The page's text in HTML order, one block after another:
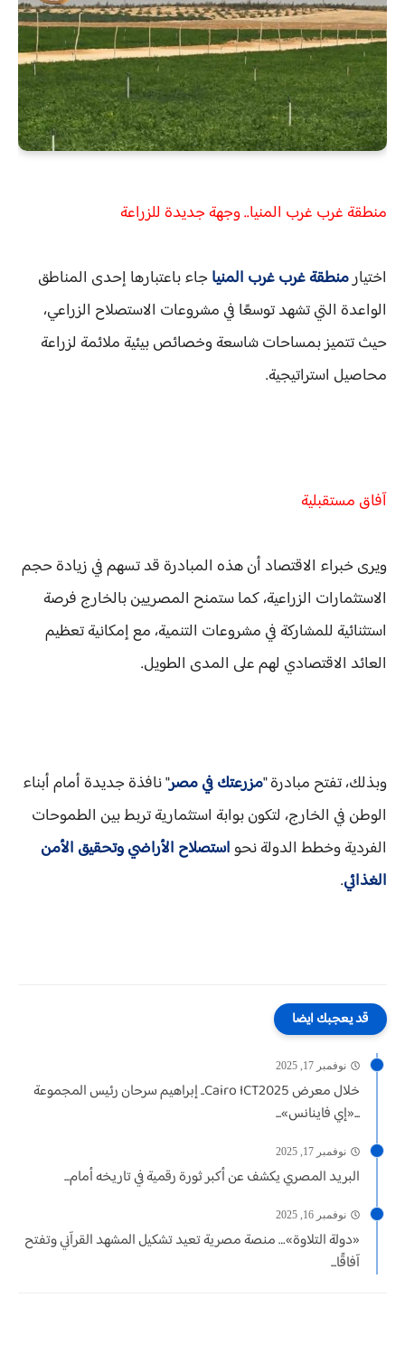
منطقة غرب غرب المنيا.. وجهة جديدة للزراعة
اختيارمنطقة غرب غرب المنياجاء باعتبارها إحدى المناطق
الواعدة التي تشهد توسعًا في مشروعات الاستصلاح الزراعي،
حيث تتميز بمساحات شاسعة وخصائص بيئية ملائمة لزراعة
محاصيل استراتيجية.
آفاق مستقبلية
ويرى خبراء الاقتصاد أن هذه المبادرة قد تسهم في زيادة حجم
الاستثمارات الزراعية، كما ستمنح المصريين بالخارج فرصة
استثنائية للمشاركة في مشروعات التنمية، مع إمكانية تعظيم
العائد الاقتصادي لهم على المدى الطويل.
وبذلك، تفتح مبادرة "مزرعتك في مصر" نافذة جديدة أمام أبناء
الوطن في الخارج، لتكون بوابة استثمارية تربط بين الطموحات
الفردية وخطط الدولة نحواستصلاح الأراضي وتحقيق الأمن
الغذائي.
قد يعجبك ايضا
نوفمبر 17, 2025
خلال معرض Cairo ICT2025.. إبراهيم سرحان رئيس المجموعة
...«إي فاينانس»...
نوفمبر 17, 2025
البريد المصري يكشف عن أكبر ثورة رقمية في تاريخه أمام...
نوفمبر 16, 2025
«دولة التلاوة»… منصة مصرية تعيد تشكيل المشهد القرآني وتفتح
آفاقًا...